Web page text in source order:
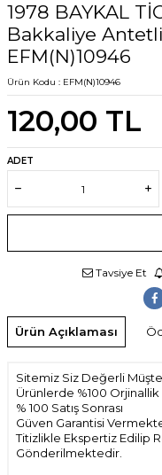
1978 BAYKAL
Bakkaliye
EFM(N)10946
Ürün Kodu : EFM(N)10946
120,00 TL
ADET
Tavsiye Et
Ürün Açıklaması
Sitemiz Siz Değerli
Ürünlerde %100 Orjinallik
% 100 Satış Sonrası
Güven Garantisi
Titizlikle Ekspertiz Edilip
Gönderilmektedir.